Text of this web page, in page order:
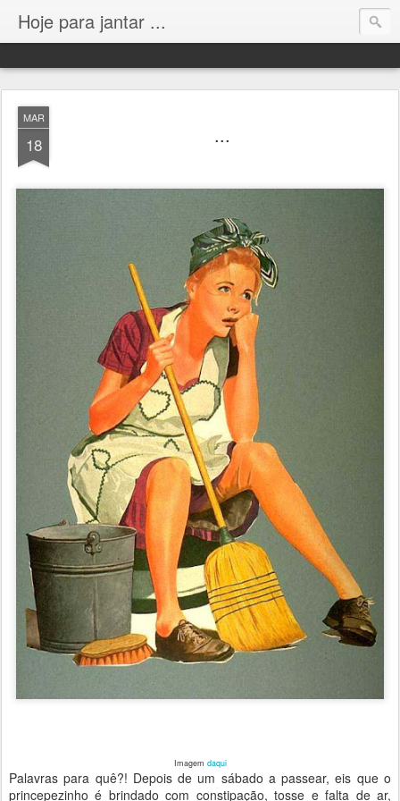
Hoje para jantar ...
MAR
18 ...
Imagem daqui
Palavras para quê?! Depois de um sábado a passear, eis que o
princepezinho é brindado com constipação, tosse e falta de ar,